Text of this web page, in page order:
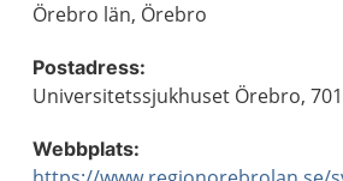
Örebro län, Örebro
Postadress:
Universitetssjukhuset Örebro,
Webbplats: